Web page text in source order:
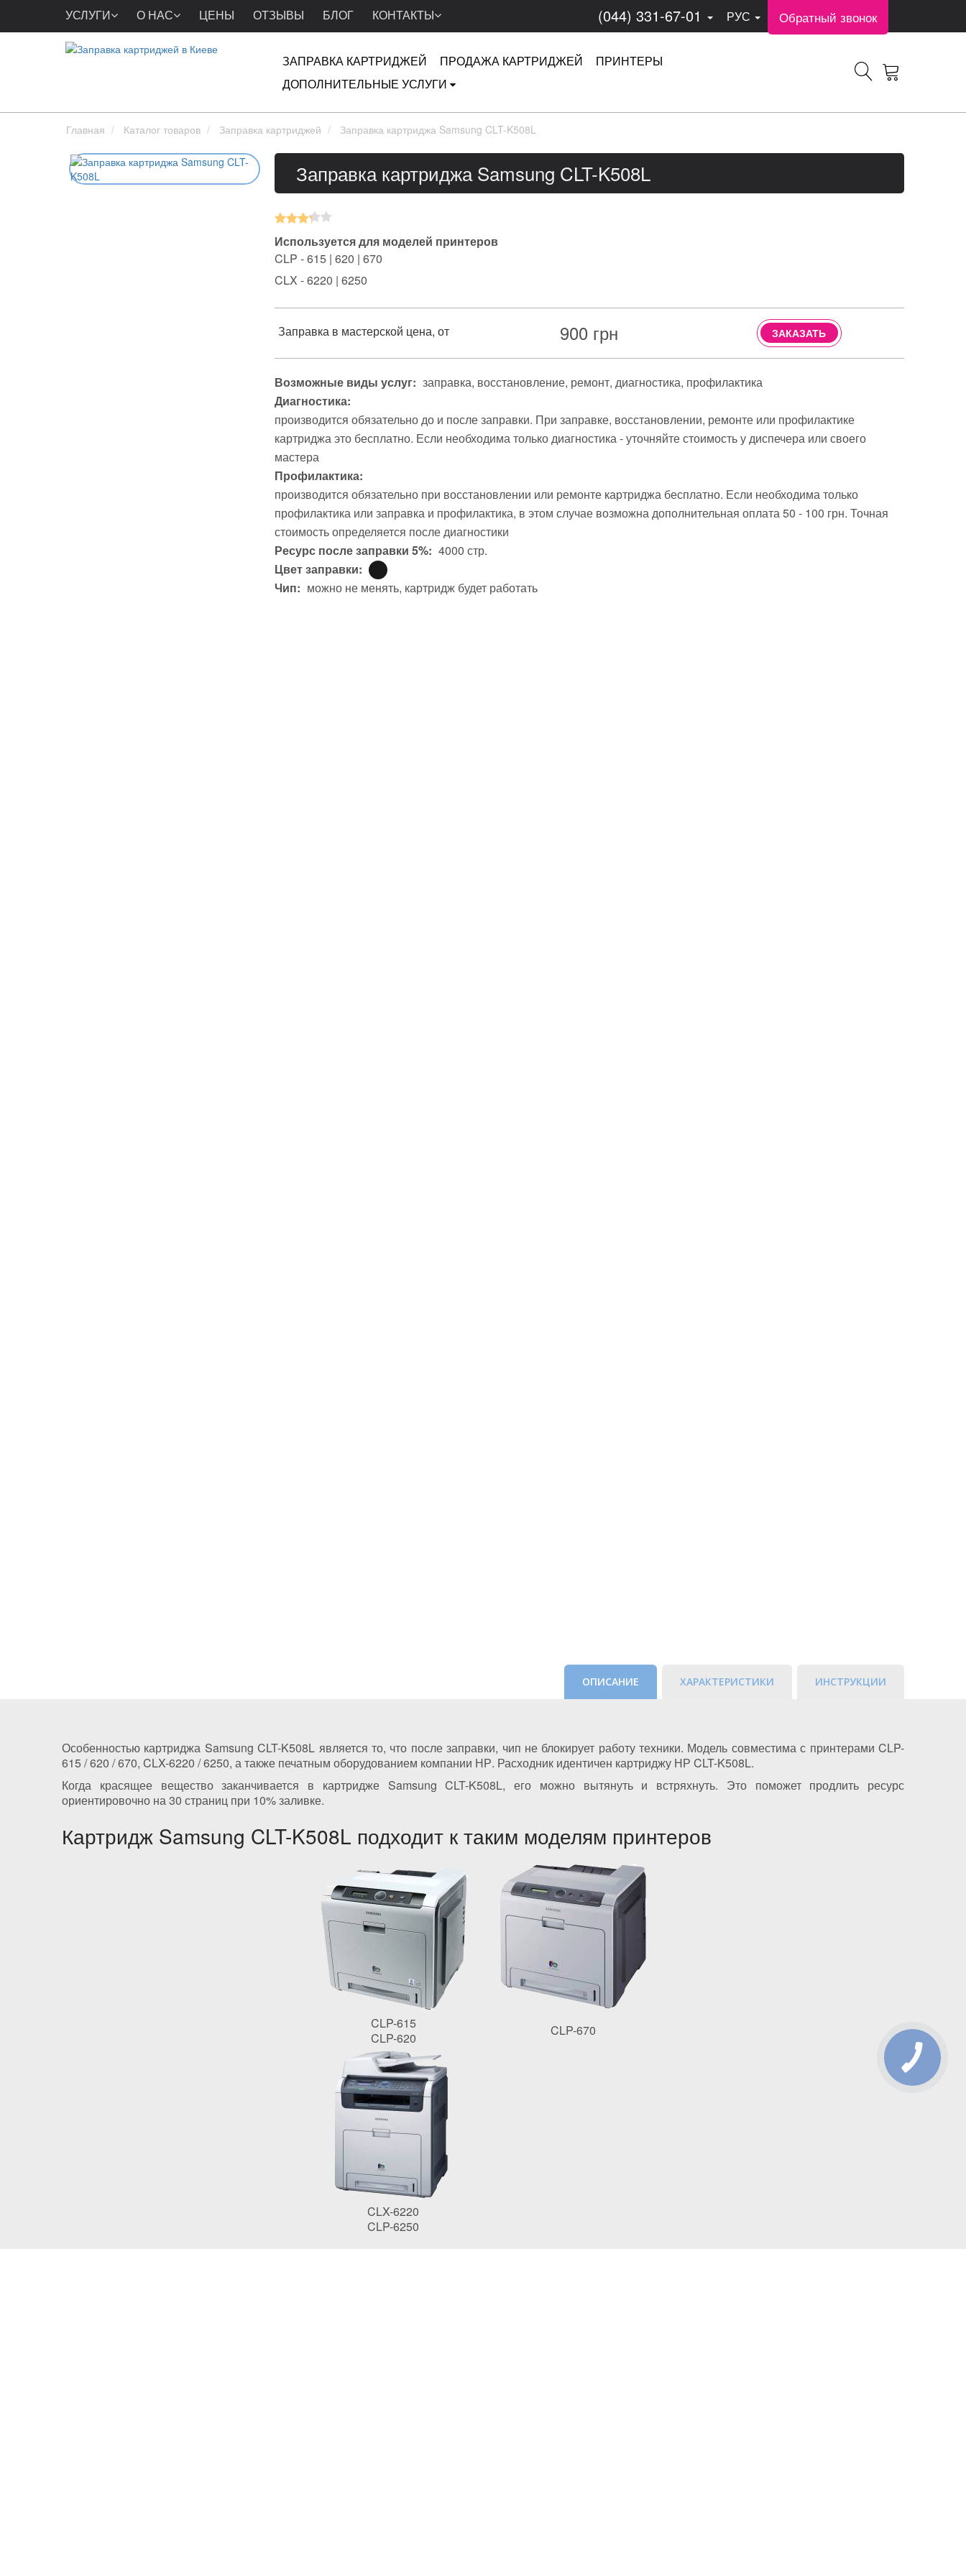
УСЛУГИ О НАС ЦЕНЫ ОТЗЫВЫ БЛОГ КОНТАКТЫ (044) 331-67-01 РУС Обратный звонок
ЗАПРАВКА КАРТРИДЖЕЙ ПРОДАЖА КАРТРИДЖЕЙ
ПРИНТЕРЫ
ДОПОЛНИТЕЛЬНЫЕ УСЛУГИ
Главная Каталог товаров Заправка картриджей Заправка картриджа Samsung CLT-K508L
Заправка картриджа Samsung CLT-K508L
Используется для моделей принтеров
CLP - 615 | 620 | 670
CLX - 6220 | 6250
Заправка в мастерской цена, от 900 грн ЗАКАЗАТЬ
Возможные виды услуг: заправка восстановление ремонт диагностика профилактика
Диагностика:
производится обязательно до и после заправки. При заправке, восстановлении, ремонте или профилактике
картриджа это бесплатно. Если необходима только диагностика - уточняйте стоимость у диспечера или своего
мастера
Профилактика:
производится обязательно при восстановлении или ремонте картриджа бесплатно. Если необходима только
профилактика или заправка и профилактика, в этом случае возможна дополнительная оплата 50 - 100 грн. Точная
стоимость определяется после диагностики
Ресурс после заправки 5%: 4000 стр.
Цвет заправки:
Чип: можно не менять, картридж будет работать
ОПИСАНИЕ ХАРАКТЕРИСТИКИ ИНСТРУКЦИИ
Особенностью картриджа Samsung CLT-K508L является то, что после заправки, чип не блокирует работу техники. Модель совместима с принтерами CLP-
615 / 620 / 670, CLX-6220 / 6250, а также печатным оборудованием компании НР. Расходник идентичен картриджу НР CLT-K508L.
Когда красящее вещество заканчивается в картридже Samsung CLT-K508L, его можно вытянуть и встряхнуть. Это поможет продлить ресурс
ориентировочно на 30 страниц при 10% заливке.
Картридж Samsung CLT-K508L подходит к таким моделям принтеров
CLP-615
CLP-620
CLP-670
CLX-6220
CLP-6250